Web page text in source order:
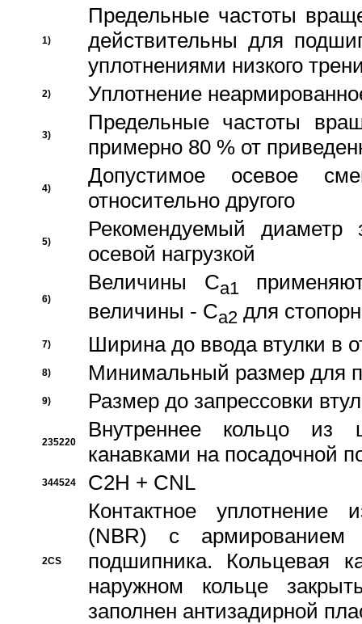
1)
Предельные частоты
действительны для
уплотнениями низкого
2) Уплотнение
3)
Предельные частоты
примерно 80 % от
4)
Допустимое осевое
относительно другого
5)
Рекомендуемый диаметр
осевой нагрузкой
6)
Величины Ca1
величины - Ca2 для
7) Ширина до ввода втулки в
8) Минимальный размер для
9) Размер до запрессовки
235220
Внутреннее кольцо из
канавками на посадочной
344524 C2H + CNL
2CS
Контактное уплотнение
(NBR) с
подшипника. Кольцевая
наружном кольце
заполнен антизадирной